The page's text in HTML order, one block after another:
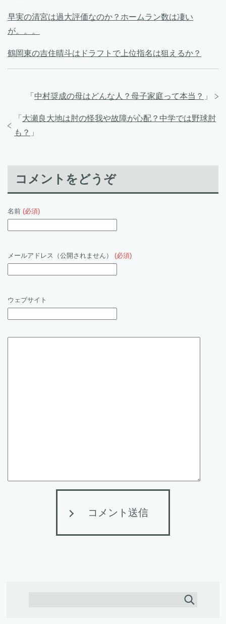
早実の清宮は過大評価なのか？ホームラン数は凄い
が。。。
鶴岡東の吉住晴斗はドラフトで上位指名は狙えるか？
「 中村奨成の母はどんな人？母子家庭って本当？ 」
「 大瀬良大地は肘の怪我や故障が心配？中学では野球肘
も？ 」
コメントをどうぞ
名前 (必須)
メールアドレス（公開されません） (必須)
ウェブサイト
コメント送信